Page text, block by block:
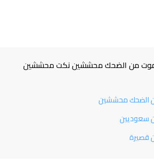
من الضحك محششين نكت محششين
الضحك محششين
سعوديين
قصيرة